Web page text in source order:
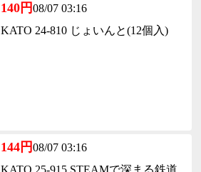
140円08/07 03:16
KATO 24-810 じょいんと(12個入)
144円08/07 03:16
KATO 25-915 STEAMで深まる鉄道